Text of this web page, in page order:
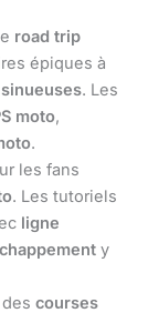
road trip
épiques à
. Les
moto,
.
les fans
. Les tutoriels
ligne
y
courses